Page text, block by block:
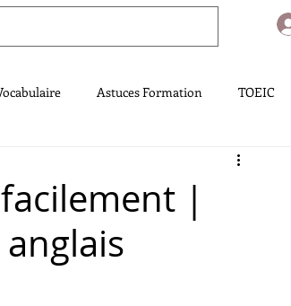
Astuces Formation TOEIC
|